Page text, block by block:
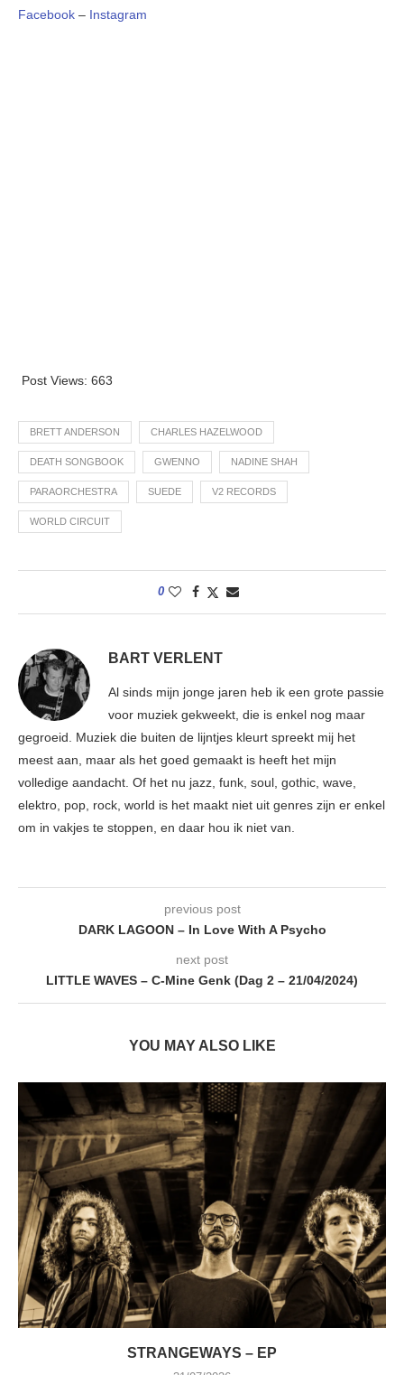
Facebook – Instagram
Post Views: 663
BRETT ANDERSON CHARLES HAZELWOOD
DEATH SONGBOOK GWENNO NADINE SHAH
PARAORCHESTRA SUEDE V2 RECORDS
WORLD CIRCUIT
0
BART VERLENT
Al sinds mijn jonge jaren heb ik een grote passie
voor muziek gekweekt, die is enkel nog maar
gegroeid. Muziek die buiten de lijntjes kleurt spreekt mij het
meest aan, maar als het goed gemaakt is heeft het mijn
volledige aandacht. Of het nu jazz, funk, soul, gothic, wave,
elektro, pop, rock, world is het maakt niet uit genres zijn er enkel
om in vakjes te stoppen, en daar hou ik niet van.
previous post
DARK LAGOON – In Love With A Psycho
next post
LITTLE WAVES – C-Mine Genk (Dag 2 – 21/04/2024)
YOU MAY ALSO LIKE
STRANGEWAYS – EP